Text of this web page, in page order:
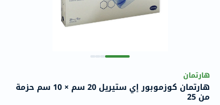
هارتمان
هارتمان كوزموبور إي ستيريل 20 سم × 10 سم حزمة
من 25